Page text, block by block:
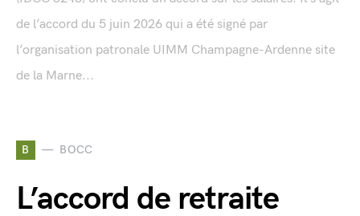
de l’accord du 5 juin 2026 qui a été signé par
l’organisation patronale UIMM Champagne-Ardenne site
de la Marne...
B BOCC
L’accord de retraite